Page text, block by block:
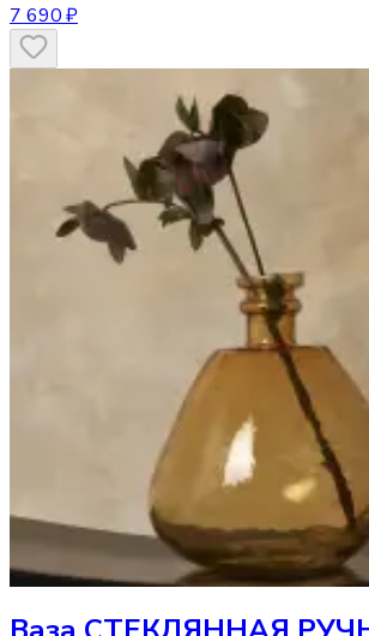
7 690 ₽